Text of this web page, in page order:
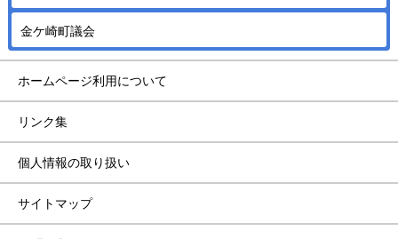
金ケ崎町議会
ホームページ利用について
リンク集
個人情報の取り扱い
サイトマップ